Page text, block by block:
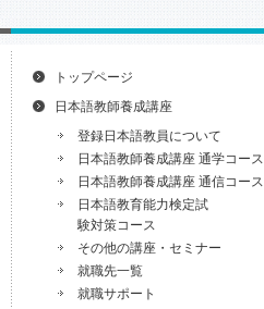
トップページ
日本語教師養成講座
登録日本語教員について
日本語教師養成講座 通学コース
日本語教師養成講座 通信コース
日本語教育能力検定試
験対策コース
その他の講座・セミナー
就職先一覧
就職サポート